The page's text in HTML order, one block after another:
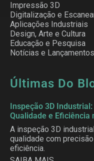
Impressão 3D
Digitalização e
Aplicações Industriais
Design, Arte e Cultura
Educação e Pesquisa
Notícias e Lançamentos
Últimas Do
Inspeção 3D
Qualidade e Eficiência
A inspeção 3D
qualidade com
eficiência.